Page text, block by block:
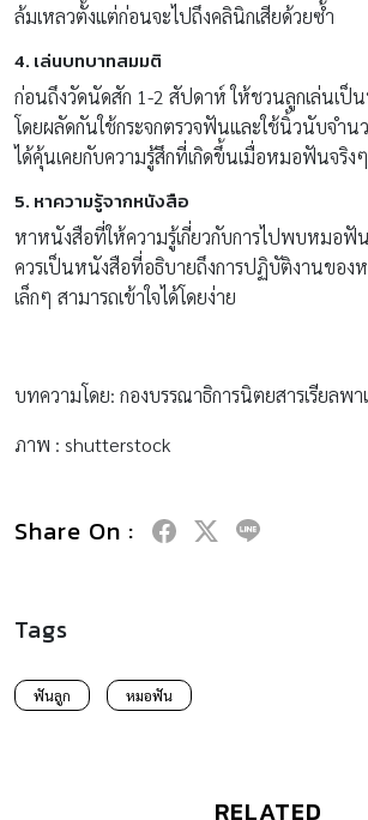
ล้มเหลวตั้งแต่ก่อนจะไปถึงคลินิกเสียด้วยซ้ำ
4. เล่นบทบาทสมมติ
ก่อนถึงวัดนัดสัก 1-2 สัปดาห์ ให้ชวนลูกเล่นเ
โดยผลัดกันใช้กระจกตรวจฟันและใช้นิ้วนับจำน
ได้คุ้นเคยกับความรู้สึกที่เกิดขึ้นเมื่อหมอฟันจริง
5. หาความรู้จากหนังสือ
หาหนังสือที่ให้ความรู้เกี่ยวกับการไปพบหมอฟั
ควรเป็นหนังสือที่อธิบายถึงการปฏิบัติงานของ
เล็กๆ สามารถเข้าใจได้โดยง่าย
บทความโดย: กองบรรณาธิการนิตยสารเรียลพา
ภาพ : shutterstock
Share On :
Tags
ฟันลูก หมอฟัน
RELATED